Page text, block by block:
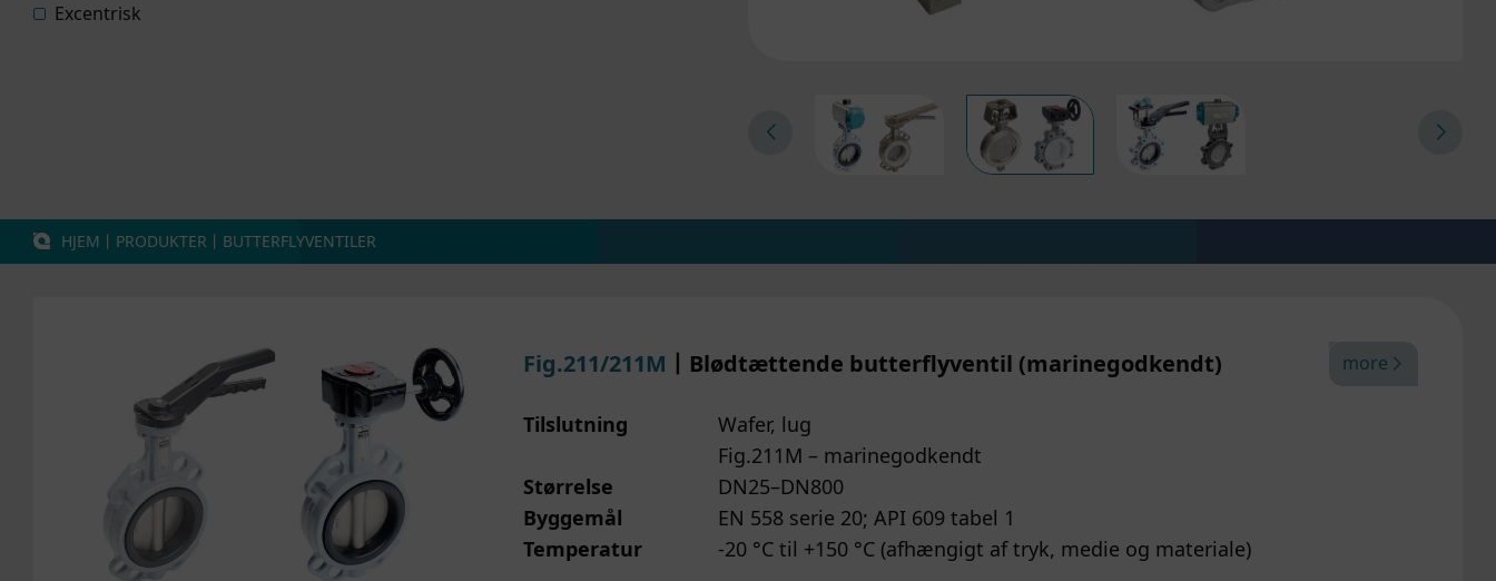
Excentrisk
HJEM 丨 PRODUKTER 丨 BUTTERFLYVENTILER
Fig.211/211M 丨Blødtættende butterflyventil (marinegodkendt) more
Tilslutning
Wafer, lug
Fig.211M – marinegodkendt
Størrelse
DN25–DN800
Byggemål
EN 558 serie 20; API 609 tabel 1
Temperatur
-20 °C til +150 °C (afhængigt af tryk, medie og materiale)